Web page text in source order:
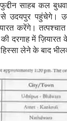
साहब कल
उदयपुर पहुंचेगे।
करेंगे।
दरगाह में ज़ियारत
लेने के बाद